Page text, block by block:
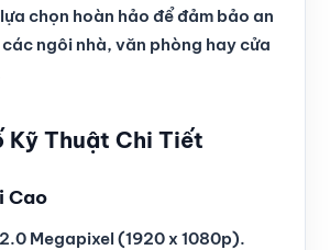
chọn hoàn hảo để đảm bảo an
ngôi nhà, văn phòng hay cửa
Kỹ Thuật Chi Tiết
Cao
Megapixel (1920 x 1080p).